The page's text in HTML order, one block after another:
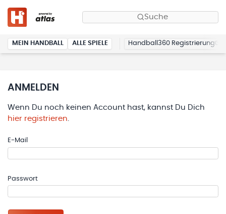
Suche
MEIN HANDBALL ALLE SPIELE Handball360 Registrierung
ANMELDEN
Wenn Du noch keinen Account hast, kannst Du Dich
hier registrieren.
E-Mail
Passwort